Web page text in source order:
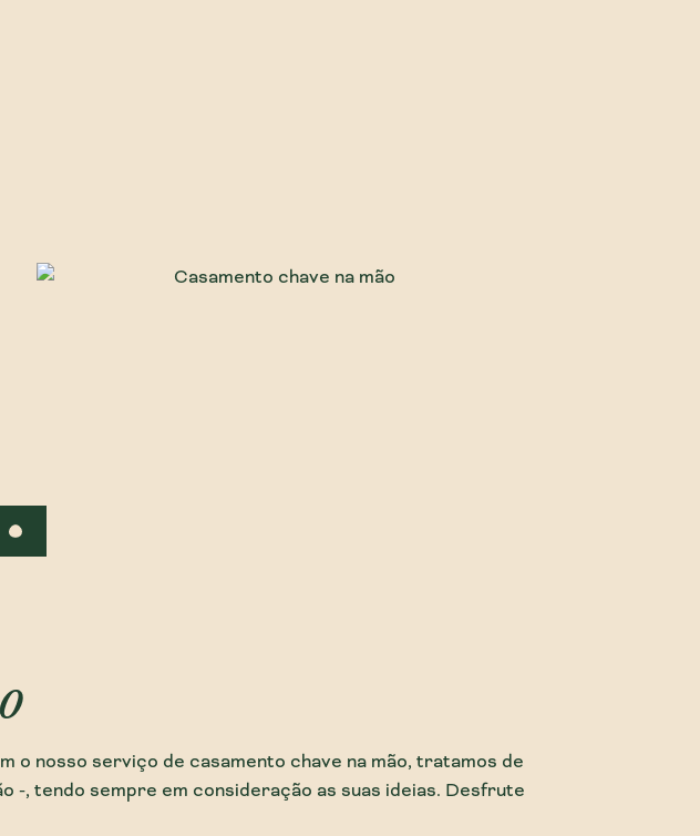
o nosso serviço de casamento chave na mão, tratamos de
-, tendo sempre em consideração as suas ideias. Desfrute